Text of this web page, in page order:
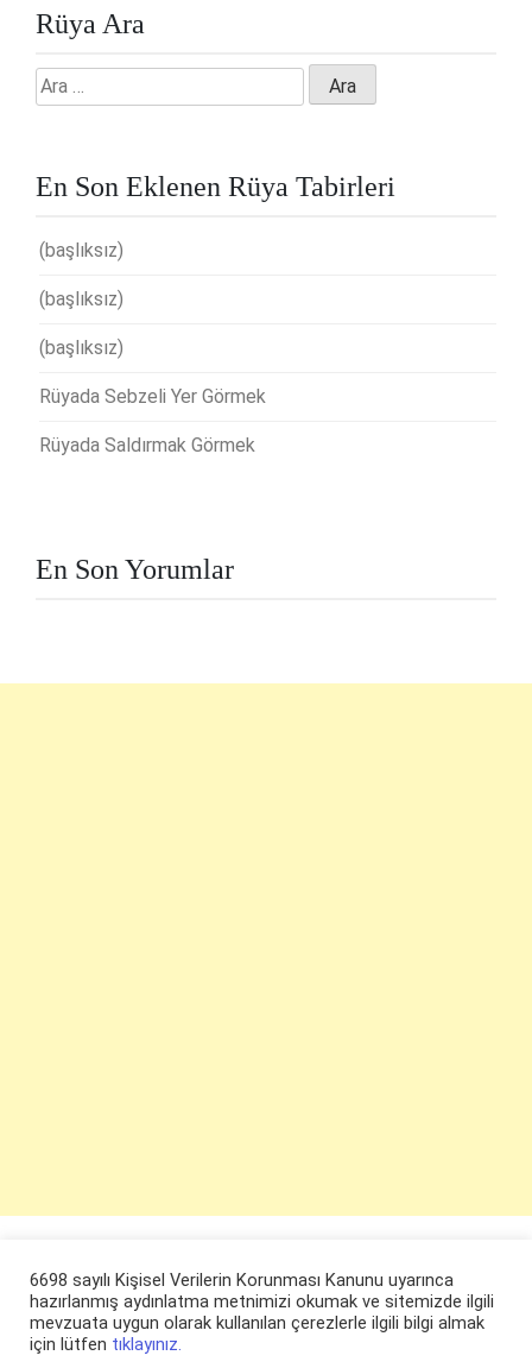
Rüya Ara
Arama:
En Son Eklenen Rüya Tabirleri
(başlıksız)
(başlıksız)
(başlıksız)
Rüyada Sebzeli Yer Görmek
Rüyada Saldırmak Görmek
En Son Yorumlar
6698 sayılı Kişisel Verilerin Korunması Kanunu uyarınca
hazırlanmış aydınlatma metnimizi okumak ve sitemizde ilgili
mevzuata uygun olarak kullanılan çerezlerle ilgili bilgi almak
için lütfen tıklayınız.